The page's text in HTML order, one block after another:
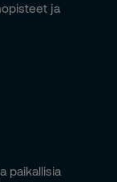
ja
paikallisia